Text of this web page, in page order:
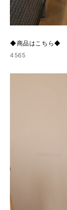
◆商品はこちら◆
4565